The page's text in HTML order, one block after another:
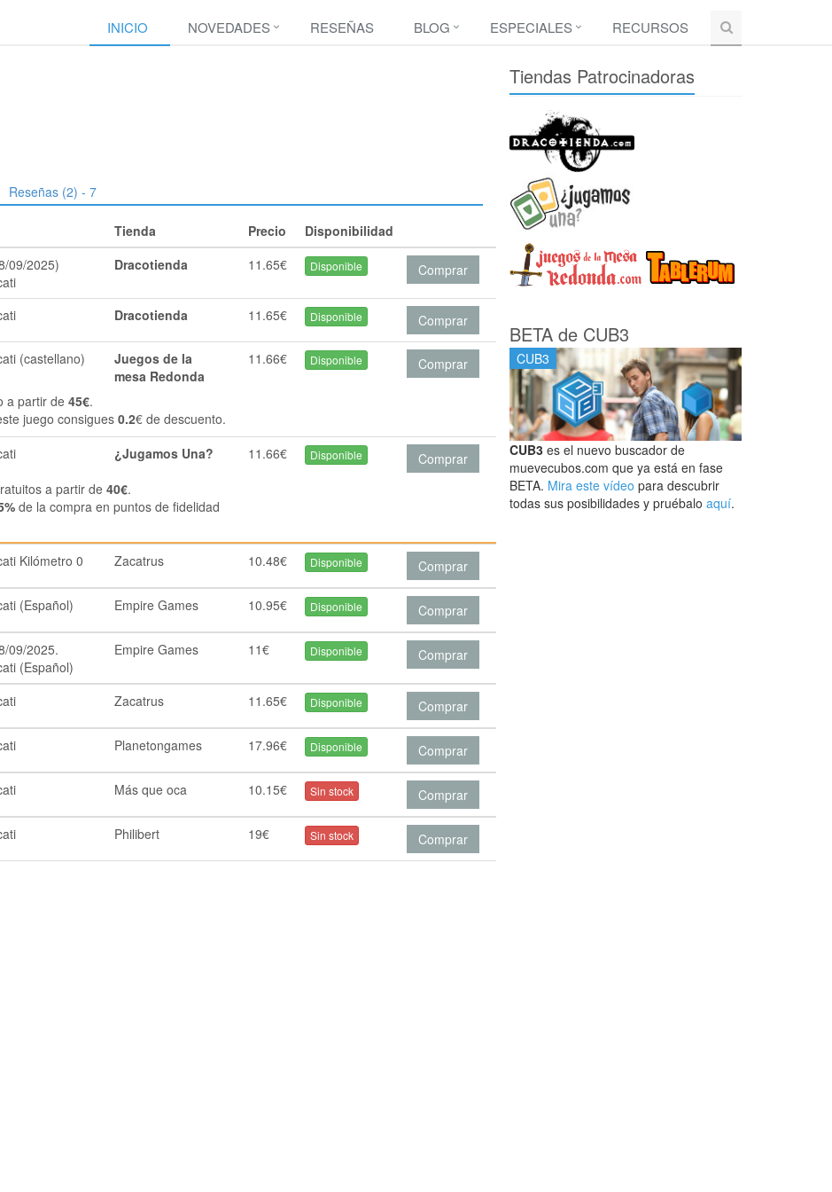
INICIO NOVEDADES RESEÑAS BLOG ESPECIALES RECURSOS
Reseñas (2) - 7
Tienda Precio
Disponibilidad
09/2025)
Dracotienda 11.65€ Disponible Comprar
Dracotienda 11.65€ Disponible Comprar
(castellano)
Juegos de la
mesa Redonda
11.66€ Disponible Comprar
a partir de45€.
juego consigues0.2€ de descuento.
¿Jugamos Una? 11.66€ Disponible
Comprar
a partir de40€.
de la compra en puntos de fidelidad
Kilómetro 0 Zacatrus 10.48€ Disponible Comprar
(Español) Empire Games 10.95€ Disponible Comprar
09/2025.
(Español)
Empire Games 11€ Disponible Comprar
Zacatrus 11.65€ Disponible Comprar
Planetongames 17.96€ Disponible Comprar
Más que oca 10.15€ Sin stock Comprar
Philibert 19€ Sin stock Comprar
Tiendas Patrocinadoras
BETA de CUB3
CUB3
CUB3es el nuevo buscador de
muevecubos.com que ya está en fase
BETA. Mira este vídeo para descubrir
todas sus posibilidades y pruébalo aquí.